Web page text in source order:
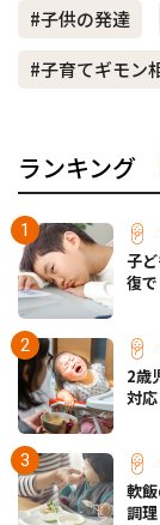
#子供の発達
#子育てギモン
ランキング
子
復
2歳
対
軟
調理